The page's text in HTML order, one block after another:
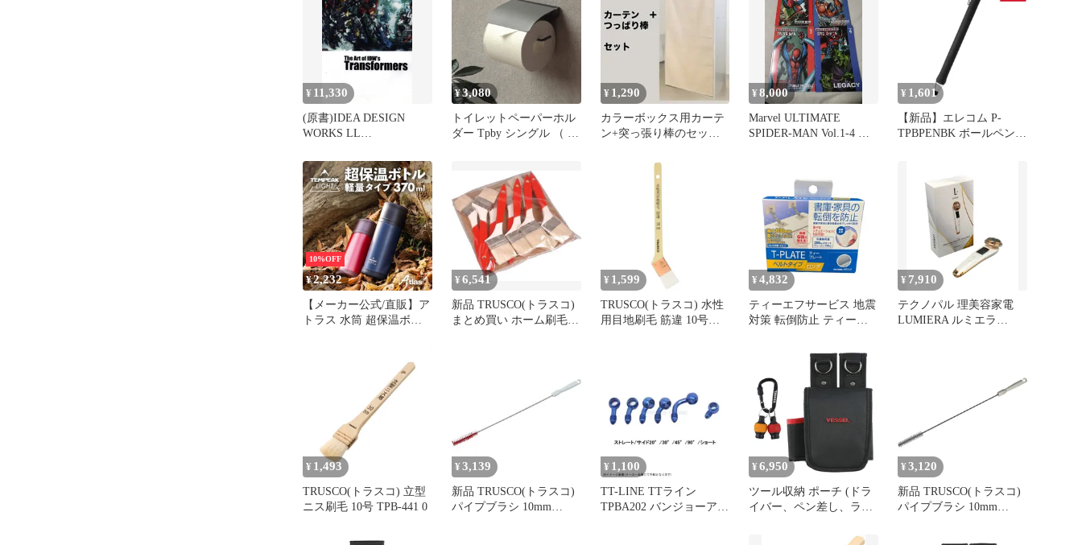
P-TPBPENBK 【普通郵便
にて5営業日以内発送】
¥ 11,330
(原書)IDEA DESIGN
WORKS LL
OF
TRANSFORMERS(TPB)
¥3,080
トイレットペーパーホル
ダー Tpby シングル （ ペ
レ 紙巻き器 ホルダー 1連
艶消し マット おしゃれ
）)
¥ 1,290
カラーボックス用カーテ
ン+突っ張り棒のセッ
¥8,000
Marvel ULTIMATE
SPIDER-MAN Vol.1-4 ア
¥ 1,601
【新品】エレコム P-
TPBPENBK ボールペン型
10%OFF
¥2,232
【メーカー公式/直販】ア
トラス 水筒 超保温ボト
テンレス 国内最強レベル
の保温力 スリム アウト
ドア 登山 テンピークラ
イト ATPBL-370
¥6,541
新品 TRUSCO(トラスコ)
まとめ買い ホーム刷毛
¥ 1,599
TRUSCO(トラスコ) 水性
用目地刷毛 筋違 10号
¥ 4,832
ティーエフサービス 地震
対策 転倒防止 ティープ
ング メタリック 2個入
¥ 7,910
テクノパル 理美容家電
LUMIERA ルミエラ
¥ 1,493
TRUSCO(トラスコ) 立型
ニス刷毛 10号 TPB-441 0
¥ 3,139
新品 TRUSCO(トラスコ)
パイプブラシ 10mm
¥ 1,100
TT-LINE TTライン
TPBA202 バンジョーアダ
¥ 6,950
ツール収納 ポーチ (ドラ
イバー、ペン差し、ライ
ドラボール に最適 TPB-
¥ 3,120
新品 TRUSCO(トラスコ)
パイプブラシ 10mm